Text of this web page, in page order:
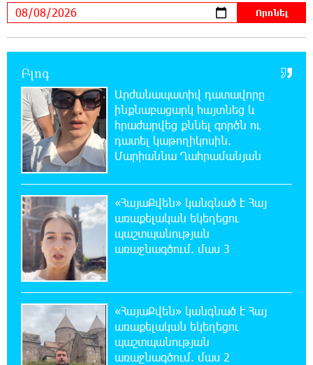
21:03:44 7-08-2026
Կաթողիկոսի նկատմամբ իրականացվող
բռնադատավարությունը միահեծան
իշխանության հետևանք է. Հանրային Դաշինք
Մեր երկրում իշխանության և ընդդիմության
անվերջանալի պայքարում տուժում է միայն
ու միայն ՀՀ քաղաքացին. Աննա Կոստանյան
20:49:35 7-08-2026
Փրկարարները հայտանաբերել են մոլորված
զբոսաշրջիկներին
20:39:24 7-08-2026
ԼՀԿ-ն պահանջում է դադարեցնել Գարեգին
Բ-ի և եպիսկոպոսների դեմ քրեական
Բլոգ
Արժանապատիվ դատավորը
ինքնաբացարկ հայտնեց և
հրաժարվեց քննել գործն ու
դատել կաթողիկոսին.
Մարիաննա Ղահրամանյան
«ՀայաՔվեն» կանգնած է Հայ
առաքելական եկեղեցու
պաշտպանության
առաջնագծում. մաս 3
«ՀայաՔվեն» կանգնած է Հայ
առաքելական եկեղեցու
պաշտպանության
առաջնագծում. մաս 2